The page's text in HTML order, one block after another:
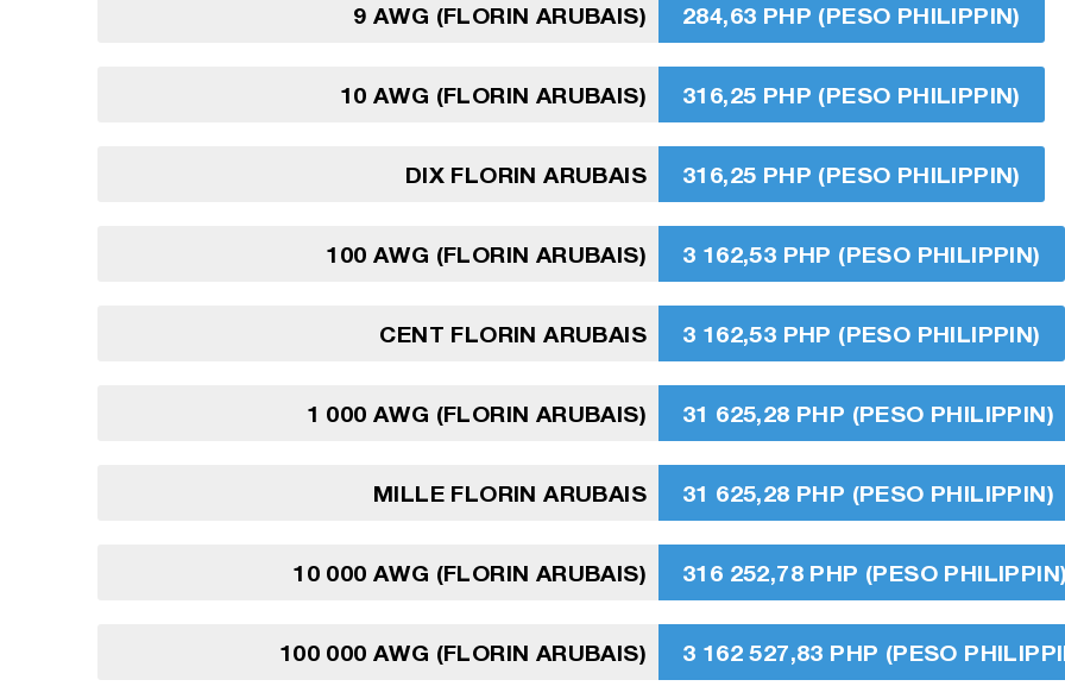
9 AWG (FLORIN ARUBAIS) 284,63 PHP (PESO PHILIPPIN)
10 AWG (FLORIN ARUBAIS) 316,25 PHP (PESO PHILIPPIN)
DIX FLORIN ARUBAIS 316,25 PHP (PESO PHILIPPIN)
100 AWG (FLORIN ARUBAIS) 3 162,53 PHP (PESO PHILIPPIN)
CENT FLORIN ARUBAIS 3 162,53 PHP (PESO PHILIPPIN)
1 000 AWG (FLORIN ARUBAIS) 31 625,28 PHP (PESO PHILIPPIN)
MILLE FLORIN ARUBAIS 31 625,28 PHP (PESO PHILIPPIN)
10 000 AWG (FLORIN ARUBAIS) 316 252,78 PHP (PESO
100 000 AWG (FLORIN ARUBAIS) 3 162 527,83 PHP (PESO